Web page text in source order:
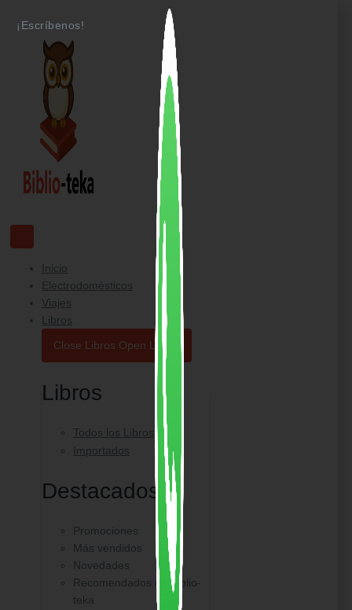
contenido
Inicio
Electrodomésticos
Viajes
Libros
Close Libros Open Libros
Libros
Todos los Libros
Importados
Destacados
Promociones
Más vendidos
Novedades
Recomendados de Biblio-
teka
¡Escríbenos!